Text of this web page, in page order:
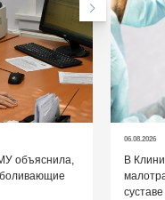
объяснила,
06.08.2026
В
суставе